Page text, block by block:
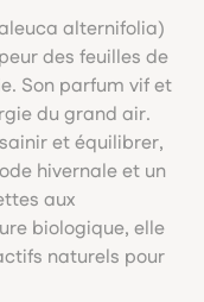
alternifolia)
des feuilles de
Son parfum vif et
du grand air.
et équilibrer,
hivernale et un
aux
biologique, elle
naturels pour